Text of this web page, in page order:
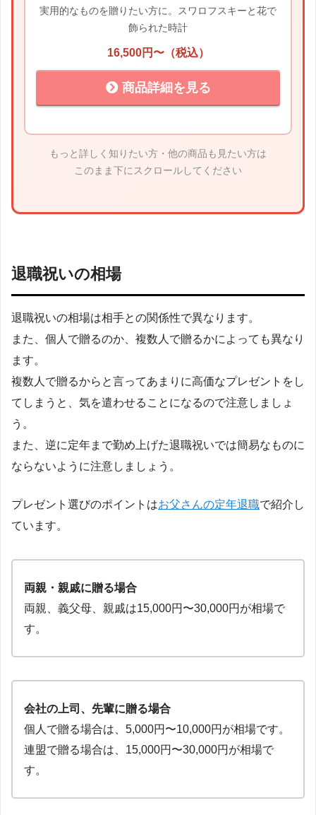
実用的なものを贈りたい方に。スワロフスキーと花で
飾られた時計
16,500円〜（税込）
商品詳細を見る
もっと詳しく知りたい方・他の商品も見たい方は
このまま下にスクロールしてください
退職祝いの相場
退職祝いの相場は相手との関係性で異なります。
また、個人で贈るのか、複数人で贈るかによっても異なり
ます。
複数人で贈るからと言ってあまりに高価なプレゼントをし
てしまうと、気を遣わせることになるので注意しましょ
う。
また、逆に定年まで勤め上げた退職祝いでは簡易なものに
ならないように注意しましょう。
プレゼント選びのポイントはお父さんの定年退職で紹介し
ています。
両親・親戚に贈る場合
両親、義父母、親戚は15,000円〜30,000円が相場で
す。
会社の上司、先輩に贈る場合
個人で贈る場合は、5,000円〜10,000円が相場です。
連盟で贈る場合は、15,000円〜30,000円が相場で
す。